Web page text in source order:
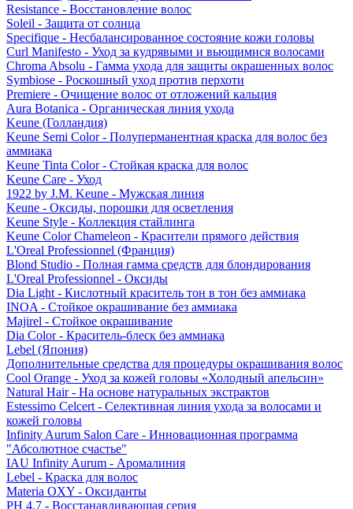
Resistance - Восстановление волос
Soleil - Защита от солнца
Specifique - Несбалансированное состояние кожи головы
Curl Manifesto - Уход за кудрявыми и вьющимися волосами
Chroma Absolu - Гамма ухода для защиты окрашенных волос
Symbiose - Роскошный уход против перхоти
Premiere - Очищение волос от отложений кальция
Aura Botanica - Органическая линия ухода
Keune (Голландия)
Keune Semi Color - Полуперманентная краска для волос без
аммиака
Keune Tinta Color - Стойкая краска для волос
Keune Care - Уход
1922 by J.M. Keune - Мужская линия
Keune - Оксиды, порошки для осветления
Keune Style - Коллекция стайлинга
Keune Color Chameleon - Красители прямого действия
L'Oreal Professionnel (Франция)
Blond Studio - Полная гамма средств для блондирования
L'Oreal Professionnel - Оксиды
Dia Light - Кислотный краситель тон в тон без аммиака
INOA - Стойкое окрашивание без аммиака
Majirel - Стойкое окрашивание
Dia Color - Краситель-блеск без аммиака
Lebel (Япония)
Дополнительные средства для процедуры окрашивания волос
Cool Orange - Уход за кожей головы «Холодный апельсин»
Natural Hair - На основе натуральных экстрактов
Estessimo Celcert - Селективная линия ухода за волосами и
кожей головы
Infinity Aurum Salon Care - Инновационная программа
"Абсолютное счастье"
IAU Infinity Aurum - Аромалиния
Lebel - Краска для волос
Materia OXY - Оксиданты
PH 4.7 - Восстанавливающая серия